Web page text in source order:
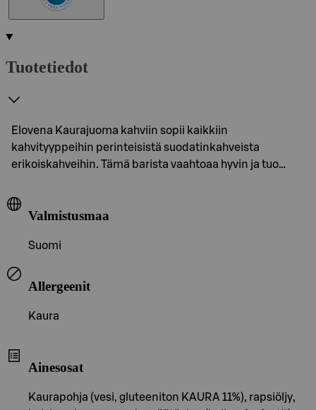
Tuotetiedot
Elovena Kaurajuoma kahviin sopii kaikkiin
kahvityyppeihin perinteisistä suodatinkahveista
erikoiskahveihin. Tämä barista vaahtoaa hyvin ja tuo…
Valmistusmaa
Suomi
Allergeenit
Kaura
Ainesosat
Kaurapohja (vesi, gluteeniton KAURA 11%), rapsiöljy,